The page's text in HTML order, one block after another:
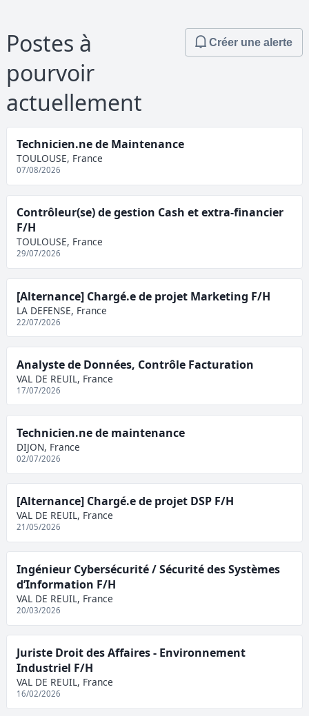
Postes à
pourvoir
actuellement
Créer une alerte
Technicien.ne de Maintenance
TOULOUSE, France
07/08/2026
Contrôleur(se) de gestion Cash et extra-financier
F/H
TOULOUSE, France
29/07/2026
[Alternance] Chargé.e de projet Marketing F/H
LA DEFENSE, France
22/07/2026
Analyste de Données, Contrôle Facturation
VAL DE REUIL, France
17/07/2026
Technicien.ne de maintenance
DIJON, France
02/07/2026
[Alternance] Chargé.e de projet DSP F/H
VAL DE REUIL, France
21/05/2026
Ingénieur Cybersécurité / Sécurité des Systèmes
d’Information F/H
VAL DE REUIL, France
20/03/2026
Juriste Droit des Affaires - Environnement
Industriel F/H
VAL DE REUIL, France
16/02/2026